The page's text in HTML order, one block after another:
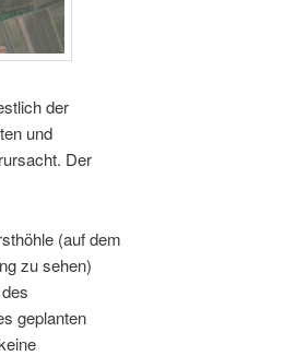
der
und
Der
(auf dem
zu sehen)
geplanten